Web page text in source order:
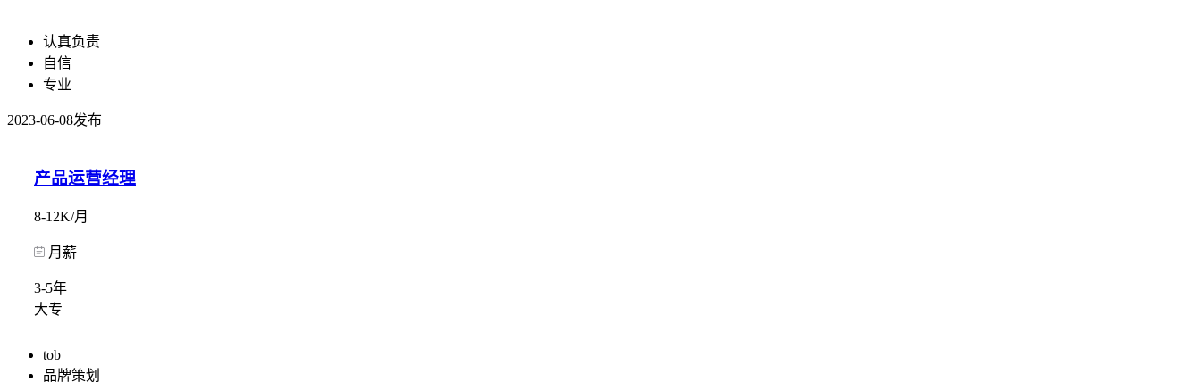
认真负责
自信
专业
2023-06-08发布
产品运营经理
8-12K/月
月薪
3-5年
大专
tob
品牌策划